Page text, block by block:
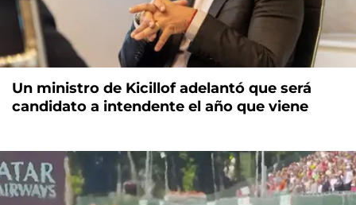
Un ministro de Kicillof adelantó que será
candidato a intendente el año que viene